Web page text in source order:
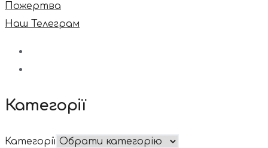
Пожертва
Наш Телеграм
Категорії
Категорії